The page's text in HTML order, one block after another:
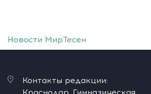
Новости МирТесен
Контакты редакции: